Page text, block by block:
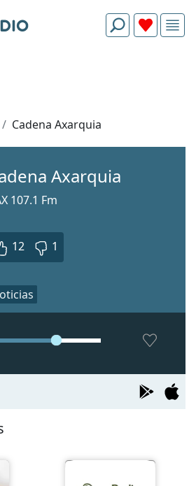
Cadena Axarquia
Axarquia
107.1 Fm
12 1